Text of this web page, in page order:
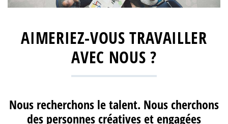
AIMERIEZ-VOUS TRAVAILLER
AVEC NOUS ?
Nous recherchons le talent. Nous cherchons
des personnes créatives et engagées